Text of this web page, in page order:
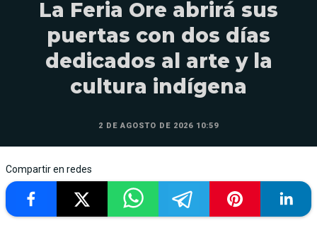
La Feria Ore abrirá sus
puertas con dos días
dedicados al arte y la
cultura indígena
2 DE AGOSTO DE 2026 10:59
Compartir en redes